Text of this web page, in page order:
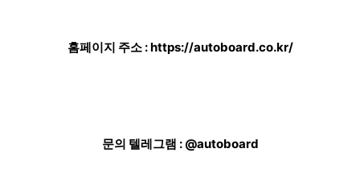
홈페이지 주소 :https://autoboard.co.kr/
문의 텔레그램 : @autoboard